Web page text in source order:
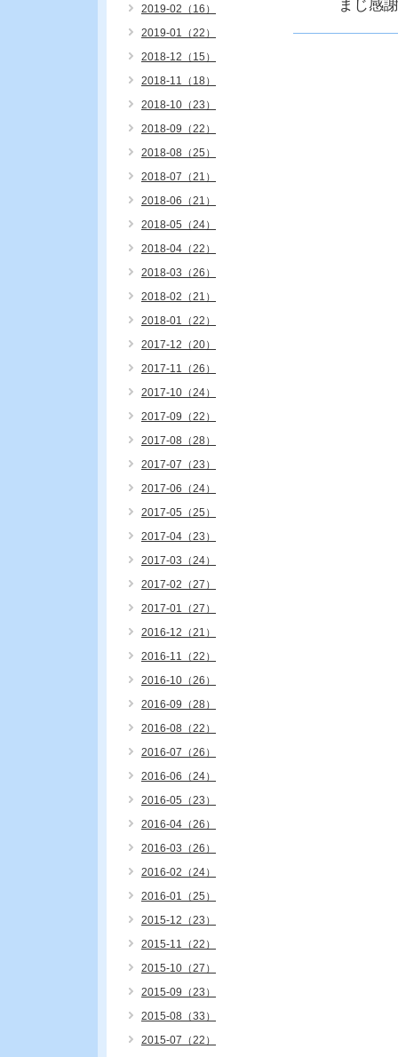
まじ感謝
2019-02（16）
2019-01（22）
2018-12（15）
2018-11（18）
2018-10（23）
2018-09（22）
2018-08（25）
2018-07（21）
2018-06（21）
2018-05（24）
2018-04（22）
2018-03（26）
2018-02（21）
2018-01（22）
2017-12（20）
2017-11（26）
2017-10（24）
2017-09（22）
2017-08（28）
2017-07（23）
2017-06（24）
2017-05（25）
2017-04（23）
2017-03（24）
2017-02（27）
2017-01（27）
2016-12（21）
2016-11（22）
2016-10（26）
2016-09（28）
2016-08（22）
2016-07（26）
2016-06（24）
2016-05（23）
2016-04（26）
2016-03（26）
2016-02（24）
2016-01（25）
2015-12（23）
2015-11（22）
2015-10（27）
2015-09（23）
2015-08（33）
2015-07（22）